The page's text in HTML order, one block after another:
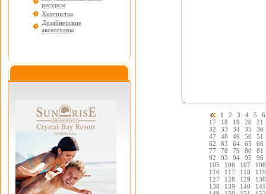
ресурсы
Химчистка
Дизайнерские
аксессуары
1 2 3 4 5
6
17
18 19 20
21
32
33 34 35
36
47
48 49 50
51
62
63 64 65
66
77
78 79 80
81
92
93 94 95
96
105
106 107
108
116
117 118
119
127
128 129
130
138
139 140
141